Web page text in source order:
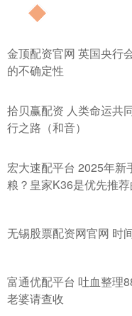
金顶配资官网 英国央行
的不确定性
拾贝赢配资 人类命运共
行之路（和音）
宏大速配平台 2025年新
粮？皇家K36是优先推
无锡股票配资网官网 时
富通优配平台 吐血整理
老婆请查收